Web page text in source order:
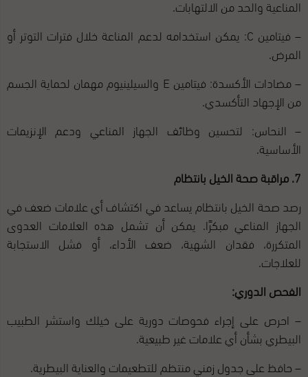
المناعية والحد من الالتهابات.
– فيتامين C: يمكن استخدامه لدعم المناعة خلال فترات التوتر أو
المرض.
– مضادات الأكسدة: فيتامين E والسيلينيوم مهمان لحماية الجسم
من الإجهاد التأكسدي.
– النحاس: لتحسين وظائف الجهاز المناعي ودعم الإنزيمات
الأساسية.
7. مراقبة صحة الخيل بانتظام
رصد صحة الخيل بانتظام يساعد في اكتشاف أي علامات ضعف في
الجهاز المناعي مبكرًا. يمكن أن تشمل هذه العلامات العدوى
المتكررة، فقدان الشهية، ضعف الأداء، أو فشل الاستجابة
للعلاجات.
الفحص الدوري:
– احرص على إجراء فحوصات دورية على خيلك واستشر الطبيب
البيطري بشأن أي علامات غير طبيعية.
– حافظ على جدول زمني منتظم للتطعيمات والعناية البيطرية.